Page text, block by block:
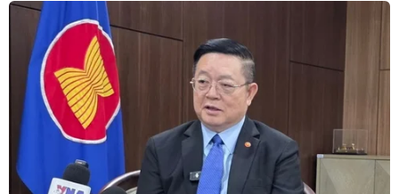
hàng không
07/08/2026 06:46
Hàn Quốc đầu tư xây “Thung lũng
K-Vietnam” gắn với hậu duệ dòng họ
Lý
07/08/2026 06:30